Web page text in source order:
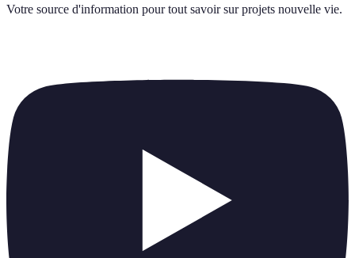
Votre source d'information pour tout savoir sur projets nouvelle vie.